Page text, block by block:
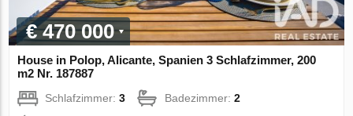
€ 470 000
House in Polop, Alicante, Spanien 3 Schlafzimmer, 200
m2 Nr. 187887
Schlafzimmer:3 Badezimmer:2